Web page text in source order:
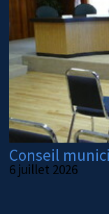
Conseil
6 juillet 2026